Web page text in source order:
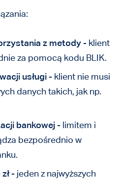
z metody- klient
za pomocą kodu BLIK.
usługi- klient nie musi
danych takich, jak np.
bankowej- limitem i
bezpośrednio w
- jeden z najwyższych